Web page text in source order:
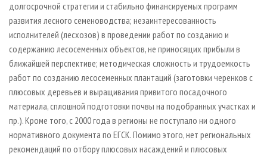
долгосрочной стратегии и стабильно финансируемых программ
развития лесного семеноводства; незаинтересованность
исполнителей (лесхозов) в проведении работ по созданию и
содержанию лесосеменных объектов, не приносящих прибыли в
ближайшей перспективе; методическая сложность и трудоемкость
работ по созданию лесосеменных плантаций (заготовки черенков с
плюсовых деревьев и выращивания привитого посадочного
материала, сплошной подготовки почвы на подобранных участках и
пр.). Кроме того, с 2000 года в регионы не поступало ни одного
нормативного документа по ЕГСК. Помимо этого, нет региональных
рекомендаций по отбору плюсовых насаждений и плюсовых